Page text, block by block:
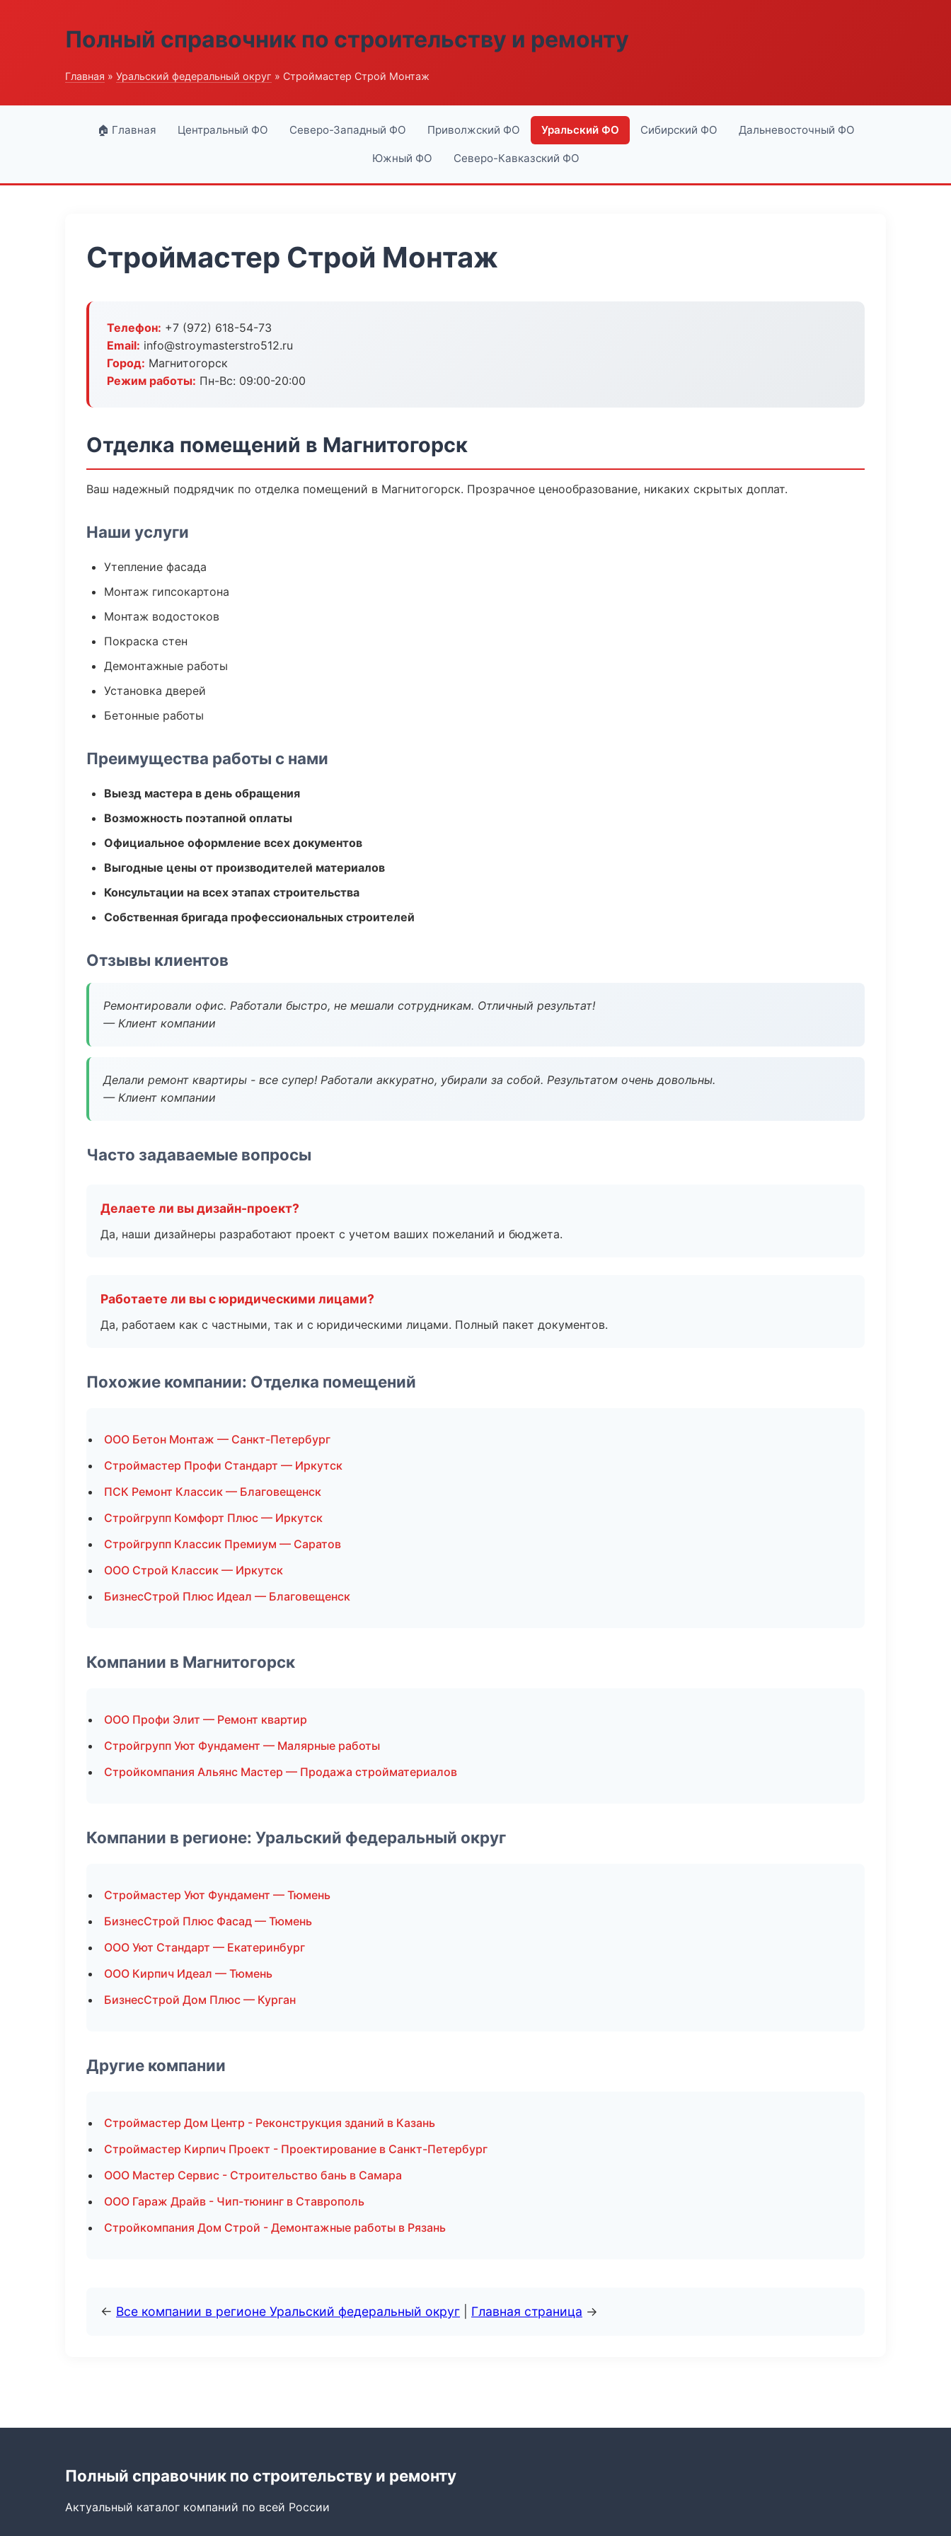
Полный справочник по строительству и ремонту
Главная » Уральский федеральный округ » Строймастер Строй Монтаж
🏠 Главная Центральный ФО Северо-Западный ФО Приволжский ФО Уральский ФО Сибирский ФО Дальневосточный ФО
Южный ФО Северо-Кавказский ФО
Строймастер Строй Монтаж
Телефон: +7 (972) 618-54-73
Email: info@stroymasterstro512.ru
Город: Магнитогорск
Режим работы: Пн-Вс: 09:00-20:00
Отделка помещений в Магнитогорск
Ваш надежный подрядчик по отделка помещений в Магнитогорск. Прозрачное ценообразование, никаких скрытых доплат.
Наши услуги
Утепление фасада
Монтаж гипсокартона
Монтаж водостоков
Покраска стен
Демонтажные работы
Установка дверей
Бетонные работы
Преимущества работы с нами
Выезд мастера в день обращения
Возможность поэтапной оплаты
Официальное оформление всех документов
Выгодные цены от производителей материалов
Консультации на всех этапах строительства
Собственная бригада профессиональных строителей
Отзывы клиентов
Ремонтировали офис. Работали быстро, не мешали сотрудникам. Отличный результат!
— Клиент компании
Делали ремонт квартиры - все супер! Работали аккуратно, убирали за собой. Результатом очень довольны.
— Клиент компании
Часто задаваемые вопросы
Делаете ли вы дизайн-проект?
Да, наши дизайнеры разработают проект с учетом ваших пожеланий и бюджета.
Работаете ли вы с юридическими лицами?
Да, работаем как с частными, так и с юридическими лицами. Полный пакет документов.
Похожие компании: Отделка помещений
ООО Бетон Монтаж — Санкт-Петербург
Строймастер Профи Стандарт — Иркутск
ПСК Ремонт Классик — Благовещенск
Стройгрупп Комфорт Плюс — Иркутск
Стройгрупп Классик Премиум — Саратов
ООО Строй Классик — Иркутск
БизнесСтрой Плюс Идеал — Благовещенск
Компании в Магнитогорск
ООО Профи Элит — Ремонт квартир
Стройгрупп Уют Фундамент — Малярные работы
Стройкомпания Альянс Мастер — Продажа стройматериалов
Компании в регионе: Уральский федеральный округ
Строймастер Уют Фундамент — Тюмень
БизнесСтрой Плюс Фасад — Тюмень
ООО Уют Стандарт — Екатеринбург
ООО Кирпич Идеал — Тюмень
БизнесСтрой Дом Плюс — Курган
Другие компании
Строймастер Дом Центр - Реконструкция зданий в Казань
Строймастер Кирпич Проект - Проектирование в Санкт-Петербург
ООО Мастер Сервис - Строительство бань в Самара
ООО Гараж Драйв - Чип-тюнинг в Ставрополь
Стройкомпания Дом Строй - Демонтажные работы в Рязань
← Все компании в регионе Уральский федеральный округ Главная страница →
Полный справочник по строительству и ремонту
Актуальный каталог компаний по всей России